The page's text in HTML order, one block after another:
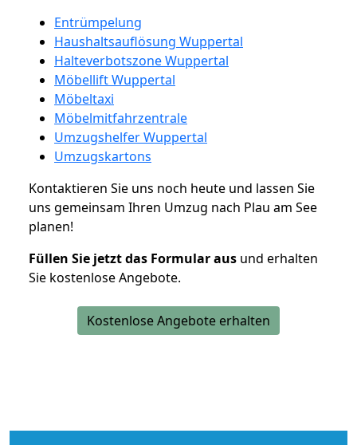
Entrümpelung
Haushaltsauflösung Wuppertal
Halteverbotszone Wuppertal
Möbellift Wuppertal
Möbeltaxi
Möbelmitfahrzentrale
Umzugshelfer Wuppertal
Umzugskartons
Kontaktieren Sie uns noch heute und lassen Sie
uns gemeinsam Ihren Umzug nach Plau am See
planen!
Füllen Sie jetzt das Formular aus und erhalten
Sie kostenlose Angebote.
Kostenlose Angebote erhalten